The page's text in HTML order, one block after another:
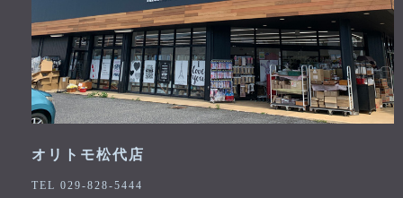
オリトモ松代店
TEL 029-828-5444